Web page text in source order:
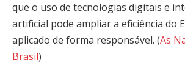
que o uso de tecnologias digitais e
artificial pode ampliar a eficiência do
aplicado de forma responsável. (As
Brasil)